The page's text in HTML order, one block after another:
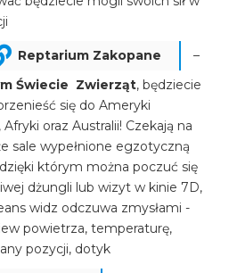
Reptarium Zakopane
–
Świecie Zwierząt, będziecie
się do Ameryki
Afryki oraz Australii! Czekają na
sale wypełnione egzotyczną
którym można poczuć się
dżungli lub wizyt w kinie 7D,
widz odczuwa zmysłami -
powietrza, temperaturę,
pozycji, dotyk